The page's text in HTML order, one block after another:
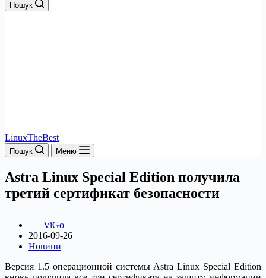
Пошук
LinuxTheBest
Пошук Меню
Astra Linux Special Edition получила
третий сертификат безопасности
ViGo
2016-09-26
Новини
Версия 1.5 операционной системы Astra Linux Special Edition